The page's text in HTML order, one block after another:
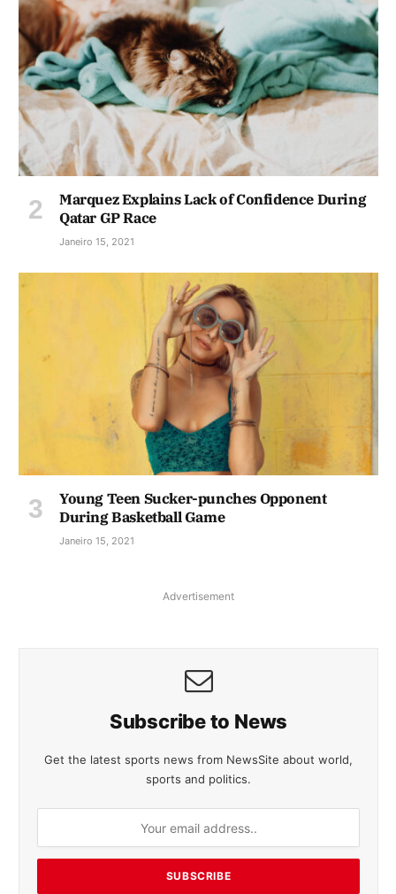
Marquez Explains Lack of Confidence During
Qatar GP Race
Janeiro 15, 2021
Young Teen Sucker-punches Opponent
During Basketball Game
Janeiro 15, 2021
Advertisement
Subscribe to News
Get the latest sports news from NewsSite about world,
sports and politics.